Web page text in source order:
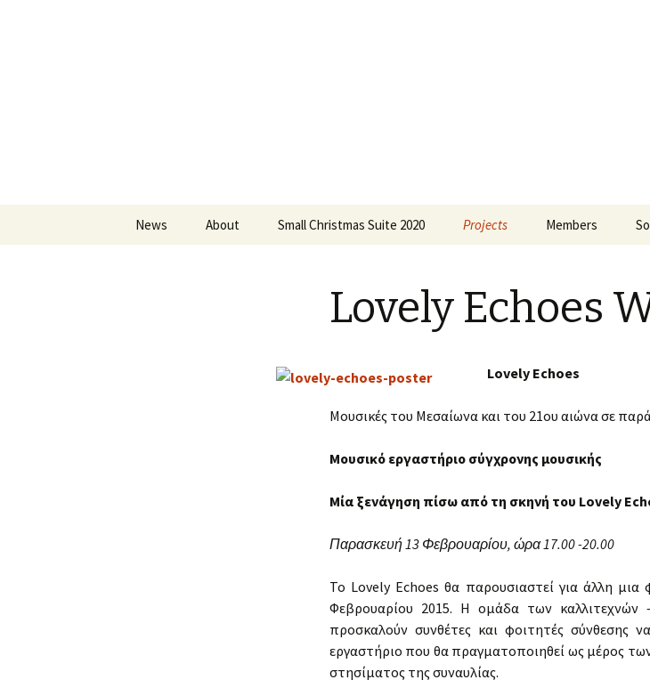
News About Small Christmas Suite 2020 Projects
Around and About the
18 ano
Rabila Co
Two Multimedia Works
The Storytelling Project
Polifonia in Due
Around and About the
Soundscape
Members
Eleni Bratsou
Rania Kelaiditi
Areti Kelemenou
Anny Onoufriou
Theodora
Eleni Tsirigouli
Konstantina
Vlachopoulou
Lovely Echoes
Lovely Echoes
Μουσικές του Μεσαίωνα και του 21ου αιώνα σε
Μουσικό εργαστήριο σύγχρονης μουσικής
Μία ξενάγηση πίσω από τη σκηνή του Lovely
Παρασκευή 13 Φεβρουαρίου, ώρα 17.00 -20.00
To Lovely Echoes θα παρουσιαστεί για άλλη
Φεβρουαρίου 2015. Η ομάδα των καλλιτεχνών
προσκαλούν συνθέτες και φοιτητές σύνθεσης
εργαστήριο που θα πραγματοποιηθεί ως μέρος
στησίματος της συναυλίας.